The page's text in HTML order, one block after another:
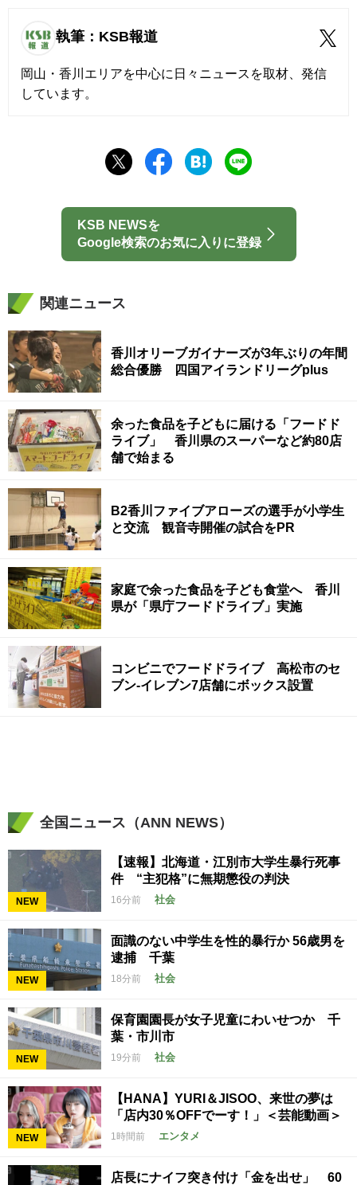
執筆：KSB報道
岡山・香川エリアを中心に日々ニュースを取材、発信
しています。
KSB NEWSを
Google検索のお気に入りに登録
関連ニュース
香川オリーブガイナーズが3年ぶりの年間
総合優勝 四国アイランドリーグplus
余った食品を子どもに届ける「フードド
ライブ」 香川県のスーパーなど約80店
舗で始まる
B2香川ファイブアローズの選手が小学生
と交流 観音寺開催の試合をPR
家庭で余った食品を子ども食堂へ 香川
県が「県庁フードドライブ」実施
コンビニでフードドライブ 高松市のセ
ブン-イレブン7店舗にボックス設置
全国ニュース（ANN NEWS）
NEW
【速報】北海道・江別市大学生暴行死事
件 “主犯格”に無期懲役の判決
16分前 社会
NEW
面識のない中学生を性的暴行か 56歳男を
逮捕 千葉
18分前 社会
NEW
保育園園長が女子児童にわいせつか 千
葉・市川市
19分前 社会
NEW
【HANA】YURI＆JISOO、来世の夢は
「店内30％OFFでーす！」＜芸能動画＞
1時間前 エンタメ
店長にナイフ突き付け「金を出せ」 60